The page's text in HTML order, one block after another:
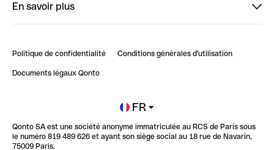
ClubQonto
Impact de l'IA sur les carrières/productivité
En savoir plus
Blog
Newsroom
Glossaire finance
Politique de confidentialité Conditions générales d'utilisation
Documents légaux Qonto
FR
Qonto SA est une société anonyme immatriculée au RCS de Paris sous
le numéro 819 489 626 et ayant son siège social au 18 rue de Navarin,
75009 Paris.